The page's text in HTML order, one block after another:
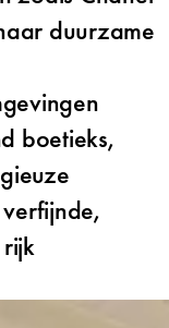
duurzame
boetieks,